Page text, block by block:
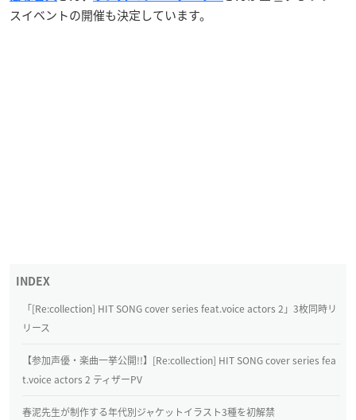
スイベントの開催も決定しています。
「[Re:collection] HIT SONG cover series feat.voice actors 2」3枚同時リ
リース
【参加声優・楽曲一挙公開!!】[Re:collection] HIT SONG cover series fea
t.voice actors 2 ティザーPV
春泥先生が制作する年代別ジャケットイラスト3種を初解禁